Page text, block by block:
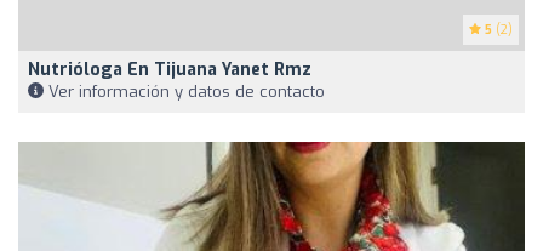
5 (2)
Nutrióloga En Tijuana Yanet Rmz
Ver información y datos de contacto